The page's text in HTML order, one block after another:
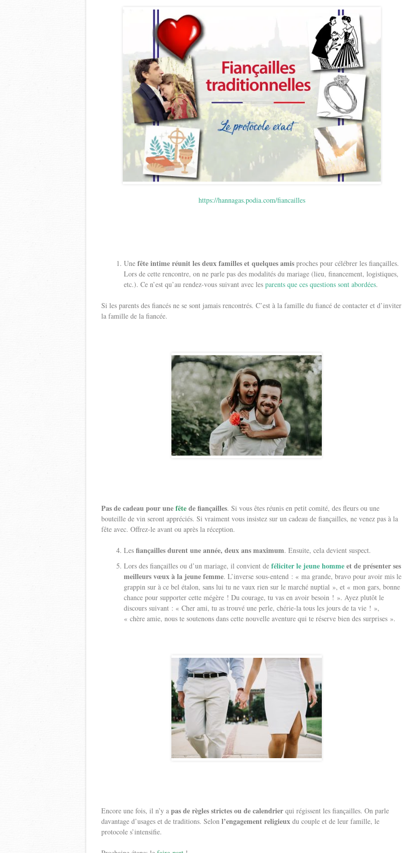
https://hannagas.podia.com/fiancailles
Une fête intime réunit les deux familles et quelques amis proches pour célébrer les fiançailles.
Lors de cette rencontre, on ne parle pas des modalités du mariage (lieu, financement, logistiques,
etc.). Ce n’est qu’au rendez-vous suivant avec les parents que ces questions sont abordées.
Si les parents des fiancés ne se sont jamais rencontrés. C’est à la famille du fiancé de contacter et d’inviter
la famille de la fiancée.
Pas de cadeau pour unefêtede fiançailles. Si vous êtes réunis en petit comité, des fleurs ou une
bouteille de vin seront appréciés. Si vraiment vous insistez sur un cadeau de fiançailles, ne venez pas à la
fête avec. Offrez-le avant ou après la réception.
Les fiançailles durent une année, deux ans maximum. Ensuite, cela devient suspect.
Lors des fiançailles ou d’un mariage, il convient de féliciter le jeune hommeet de présenter ses
meilleurs vœux à la jeune femme. L’inverse sous-entend : « ma grande, bravo pour avoir mis le
grappin sur à ce bel étalon, sans lui tu ne vaux rien sur le marché nuptial », et « mon gars, bonne
chance pour supporter cette mégère ! Du courage, tu vas en avoir besoin ! ». Ayez plutôt le
discours suivant : « Cher ami, tu as trouvé une perle, chérie-la tous les jours de ta vie ! »,
« chère amie, nous te soutenons dans cette nouvelle aventure qui te réserve bien des surprises ».
Encore une fois, il n’y a pas de règles strictes ou de calendrier qui régissent les fiançailles. On parle
davantage d’usages et de traditions. Selon l’engagement religieux du couple et de leur famille, le
protocole s’intensifie.